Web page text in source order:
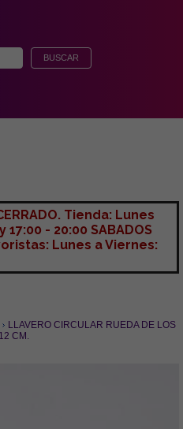
Tienda: Lunes
17:00 - 20:00 SABADOS
Lunes a Viernes:
LLAVERO CIRCULAR RUEDA DE LOS
CM.